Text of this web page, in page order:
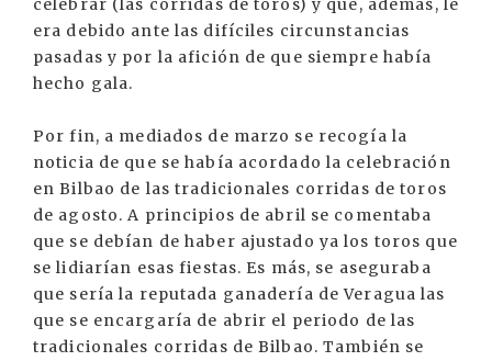
celebrar (las corridas de toros) y que, además, le
era debido ante las difíciles circunstancias
pasadas y por la afición de que siempre había
hecho gala.
Por fin, a mediados de marzo se recogía la
noticia de que se había acordado la celebración
en Bilbao de las tradicionales corridas de toros
de agosto. A principios de abril se comentaba
que se debían de haber ajustado ya los toros que
se lidiarían esas fiestas. Es más, se aseguraba
que sería la reputada ganadería de Veragua las
que se encargaría de abrir el periodo de las
tradicionales corridas de Bilbao. También se